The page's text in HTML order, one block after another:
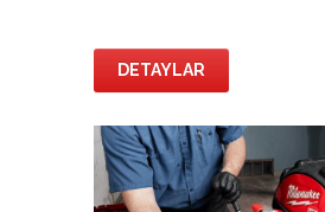
DETAYLAR